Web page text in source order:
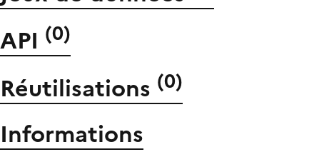
API (0)
Réutilisations (0)
Informations